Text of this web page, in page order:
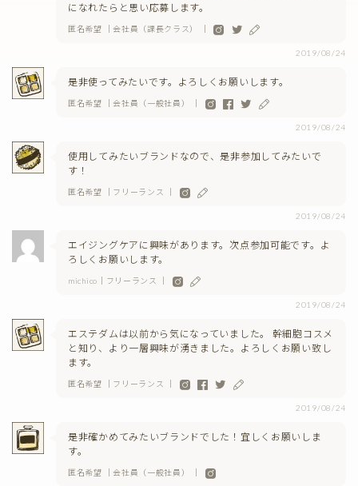
になれたらと思い応募します。
匿名希望 ｜会社員（課長クラス） ｜
2019/08/24
是非使ってみたいです。よろしくお願いします。
匿名希望 ｜会社員（一般社員） ｜
2019/08/24
使用してみたいブランドなので、是非参加してみたいで
す！
匿名希望 ｜フリーランス ｜
2019/08/24
エイジングケアに興味があります。次点参加可能です。よ
ろしくお願いします。
michico｜フリーランス ｜
2019/08/24
エステダムは以前から気になっていました。 幹細胞コスメ
と知り、より一層興味が湧きました。よろしくお願い致し
ます。
匿名希望 ｜フリーランス ｜
2019/08/24
是非確かめてみたいブランドでした！宜しくお願いしま
す。
匿名希望 ｜会社員（一般社員） ｜